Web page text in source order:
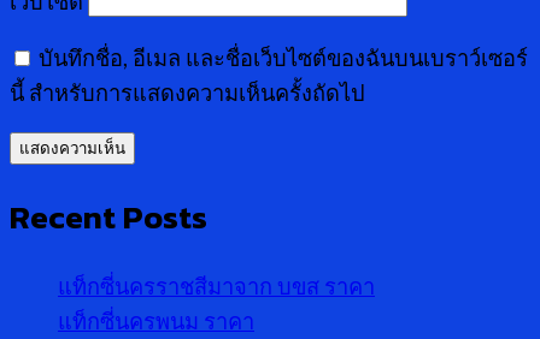
บันทึกชื่อ, อีเมล และชื่อเว็บไซต์ของฉันบนเบราว์เซอร์
นี้ สำหรับการแสดงความเห็นครั้งถัดไป
Recent Posts
แท็กซี่นครราชสีมาจาก บขส ราคา
แท็กซี่นครพนม ราคา